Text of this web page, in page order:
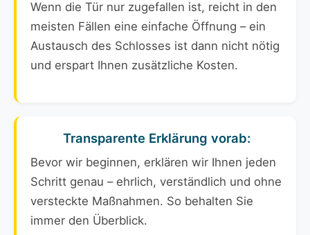
Wenn die Tür nur zugefallen ist, reicht in den
meisten Fällen eine einfache Öffnung – ein
Austausch des Schlosses ist dann nicht nötig
und erspart Ihnen zusätzliche Kosten.
Transparente Erklärung vorab:
Bevor wir beginnen, erklären wir Ihnen jeden
Schritt genau – ehrlich, verständlich und ohne
versteckte Maßnahmen. So behalten Sie
immer den Überblick.